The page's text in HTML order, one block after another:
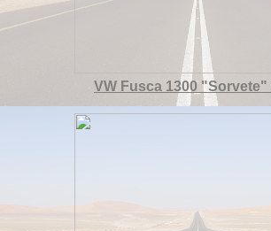
VW Fusca 1300 "Sorvete"